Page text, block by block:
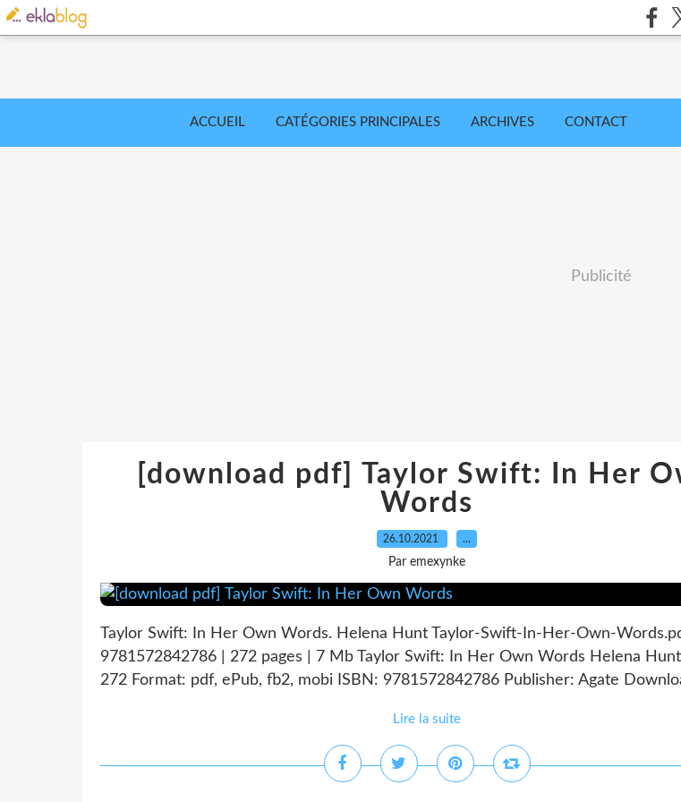
ACCUEIL CATÉGORIES PRINCIPALES ARCHIVES CONTACT
Publicité
[download pdf] Taylor Swift: In Her
Words
26.10.2021 …
Par emexynke
Taylor Swift: In Her Own Words. Helena Hunt Taylor-Swift-In-Her-Own-
9781572842786 | 272 pages | 7 Mb Taylor Swift: In Her Own Words Helena Hunt
272 Format: pdf, ePub, fb2, mobi ISBN: 9781572842786 Publisher: Agate
Lire la suite